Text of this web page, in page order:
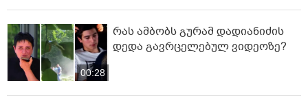
00:28
რას ამბობს გურამ დადიანიძის
დედა გავრცელებულ ვიდეოზე?